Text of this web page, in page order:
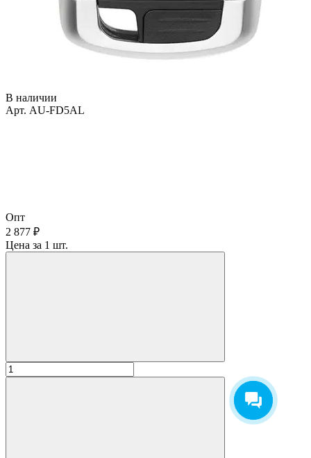
В наличии
Арт. AU-FD5AL
Опт
2 877 ₽
Цена за 1 шт.